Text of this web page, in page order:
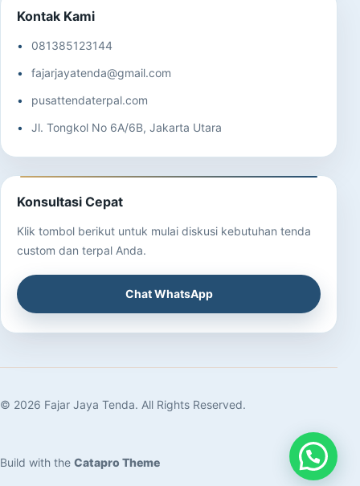
Kontak Kami
081385123144
fajarjayatenda@gmail.com
pusattendaterpal.com
Jl. Tongkol No 6A/6B, Jakarta Utara
Konsultasi Cepat
Klik tombol berikut untuk mulai diskusi kebutuhan tenda
custom dan terpal Anda.
Chat WhatsApp
© 2026 Fajar Jaya Tenda. All Rights Reserved.
Build with the Catapro Theme